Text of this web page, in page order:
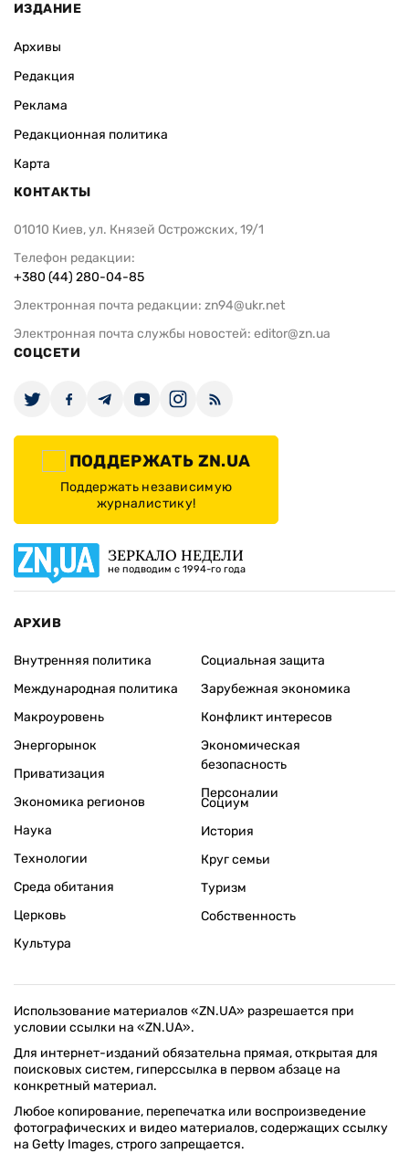
ИЗДАНИЕ
Архивы
Редакция
Реклама
Редакционная политика
Карта
КОНТАКТЫ
01010 Киев, ул. Князей Острожских, 19/1
Телефон редакции:
+380 (44) 280-04-85
Электронная почта редакции: zn94@ukr.net
Электронная почта службы новостей: editor@zn.ua
СОЦСЕТИ
ПОДДЕРЖАТЬ ZN.UA
Поддержать независимую
журналистику!
ЗЕРКАЛО НЕДЕЛИ
не подводим с 1994-го года
АРХИВ
Внутренняя политика
Международная политика
Макроуровень
Энергорынок
Приватизация
Экономика регионов
Социальная защита
Зарубежная экономика
Конфликт интересов
Экономическая
безопасность
Персоналии
Наука
Технологии
Среда обитания
Церковь
Культура
Социум
История
Круг семьи
Туризм
Собственность
Использование материалов «ZN.UA» разрешается при
условии ссылки на «ZN.UA».
Для интернет-изданий обязательна прямая, открытая для
поисковых систем, гиперссылка в первом абзаце на
конкретный материал.
Любое копирование, перепечатка или воспроизведение
фотографических и видео материалов, содержащих ссылку
на Getty Images, строго запрещается.